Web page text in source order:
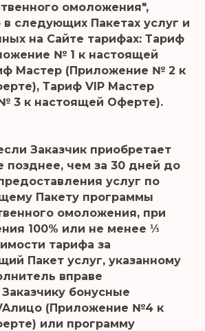
омоложения",
следующих Пакетах услуг и
на Сайте тарифах: Тариф
№ 1 к настоящей
Мастер (Приложение № 2 к
Тариф VIP Мастер
3 к настоящей Оферте).
Заказчик приобретает
позднее, чем за 30 дней до
услуг по
Пакету программы
омоложения, при
100% или не менее ⅓
тарифа за
Пакет услуг, указанному
вправе
бонусные
(Приложение №4 к
или программу